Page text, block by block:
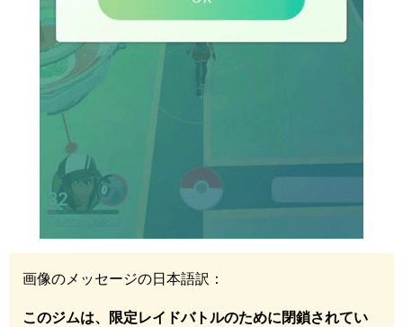
画像のメッセージの日本語訳：
このジムは、限定レイドバトルのために閉鎖されてい